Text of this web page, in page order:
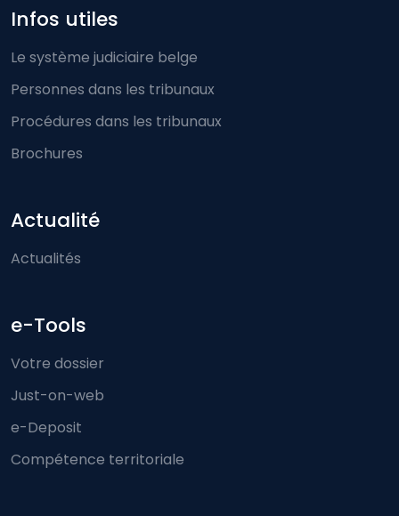
Infos utiles
Le système judiciaire belge
Personnes dans les tribunaux
Procédures dans les tribunaux
Brochures
Actualité
Actualités
e-Tools
Votre dossier
Just-on-web
e-Deposit
Compétence territoriale